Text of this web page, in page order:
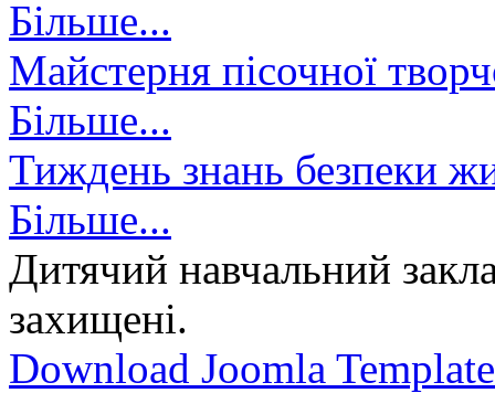
Більше...
Майстерня пісочної
Більше...
Тиждень знань безпеки
Більше...
Дитячий навчальний
захищені.
Download Joomla